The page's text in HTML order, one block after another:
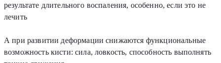
результате длительного воспаления, особенно, если это не
лечить
А при развитии деформации снижаются функциональные
возможность кисти: сила, ловкость, способность выполнять